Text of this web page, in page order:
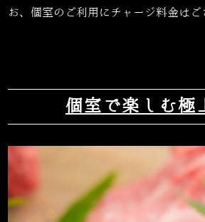
お、個室のご利用にチャージ料金はご
個室で楽しむ極